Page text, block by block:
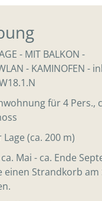
- MIT BALKON -
- KAMINOFEN -
für 4 Pers.,
(ca. 200 m)
Mai - ca. Ende
einen Strandkorb am